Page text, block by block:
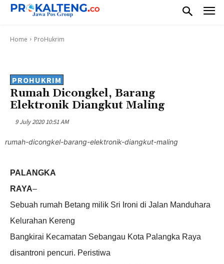
Home ProHukrim
PROHUKRIM
Rumah Dicongkel, Barang
Elektronik Diangkut Maling
9 July 2020 10:51 AM
rumah-dicongkel-barang-elektronik-diangkut-maling
PALANGKA
RAYA–
Sebuah rumah Betang milik Sri Ironi di Jalan Manduhara
Kelurahan Kereng
Bangkirai Kecamatan Sebangau Kota Palangka Raya
disantroni pencuri. Peristiwa